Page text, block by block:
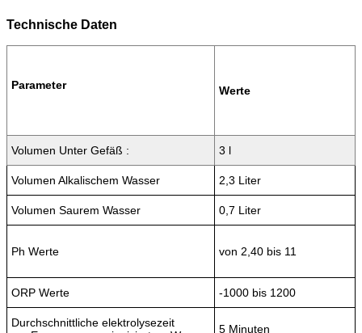
Technische Daten
Parameter Werte
Volumen Unter Gefäß : 3 l
Volumen Alkalischem Wasser 2,3 Liter
Volumen Saurem Wasser 0,7 Liter
Ph Werte von 2,40 bis 11
ORP Werte -1000 bis 1200
Durchschnittliche elektrolysezeit
5 Minuten